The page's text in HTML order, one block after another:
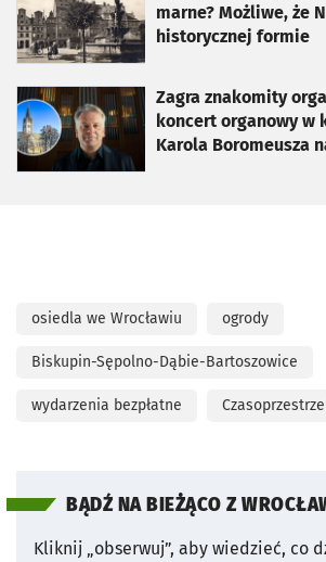
marne? Możliwe, że
historycznej formie
Zagra znakomity
koncert organowy w
Karola Boromeusza
otworzy się w nowej karcie
osiedla we Wrocławiu ogrody
Biskupin-Sępolno-Dąbie-Bartoszowice
wydarzenia bezpłatne
BĄDŹ NA BIEŻĄCO Z
Kliknij „obserwuj”, aby wiedzieć, co